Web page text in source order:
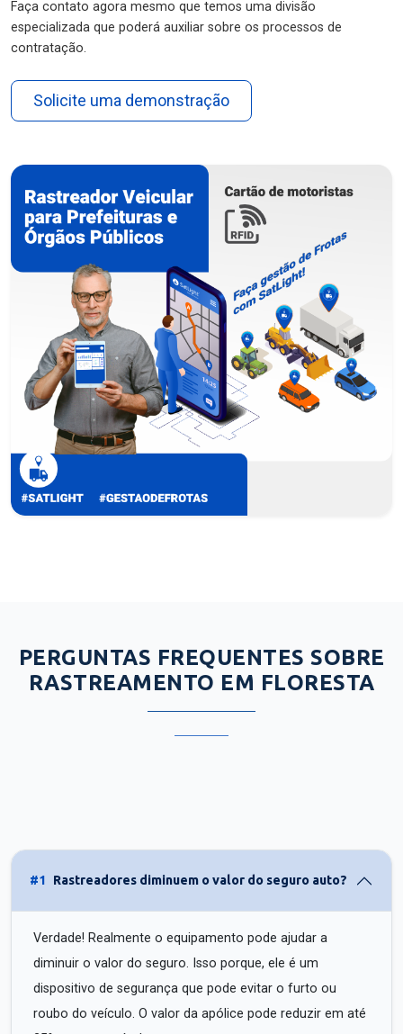
Faça contato agora mesmo que temos uma divisão
especializada que poderá auxiliar sobre os processos de
contratação.
Solicite uma demonstração
PERGUNTAS FREQUENTES SOBRE
RASTREAMENTO EM FLORESTA
#1 Rastreadores diminuem o valor do seguro auto?
Verdade! Realmente o equipamento pode ajudar a
diminuir o valor do seguro. Isso porque, ele é um
dispositivo de segurança que pode evitar o furto ou
roubo do veículo. O valor da apólice pode reduzir em até